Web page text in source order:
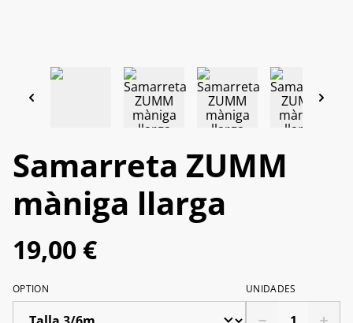
Samarreta ZUMM
màniga llarga
19,00 €
OPTION UNIDADES